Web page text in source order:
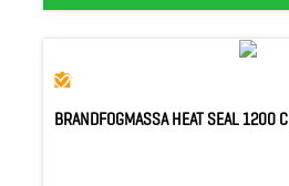
BRANDFOGMASSA HEAT SEAL 1200 C